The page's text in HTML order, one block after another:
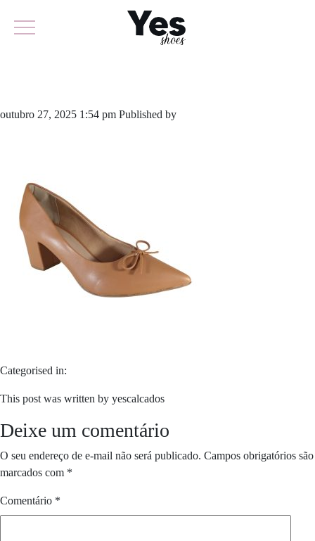
outubro 27, 2025 1:54 pm Published by
Categorised in:
This post was written by yescalcados
Deixe um comentário
O seu endereço de e-mail não será publicado. Campos obrigatórios são
marcados com *
Comentário *